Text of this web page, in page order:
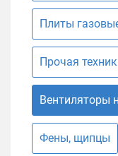
Плиты
Прочая
Вентиляторы
Фены, щипцы